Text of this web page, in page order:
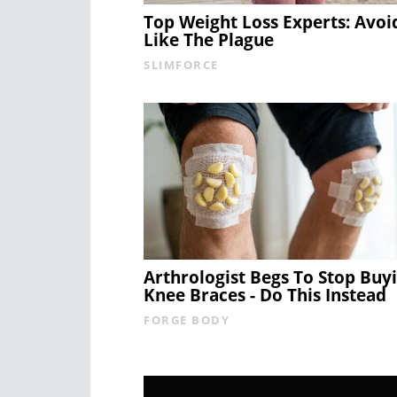
Top Weight Loss Experts:
Like The Plague
SLIMFORCE
Arthrologist Begs To Stop
Knee Braces - Do This Instead
FORGE BODY